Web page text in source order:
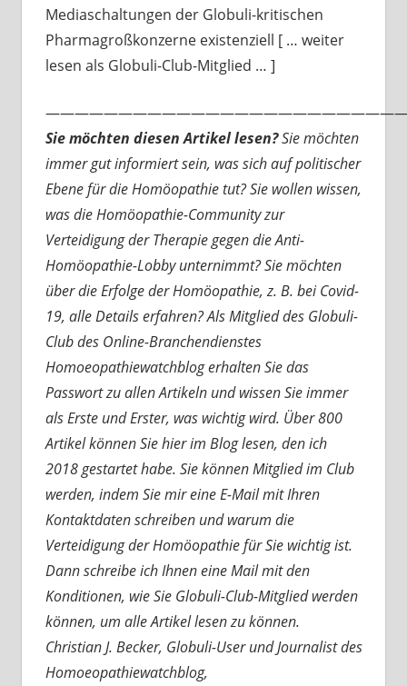
Mediaschaltungen der Globuli-kritischen
Pharmagroßkonzerne existenziell [ … weiter
lesen als Globuli-Club-Mitglied … ]
Sie möchten diesen Artikel lesen?Sie möchten
immer gut informiert sein, was sich auf politischer
Ebene für die Homöopathie tut? Sie wollen wissen,
was die Homöopathie-Community zur
Verteidigung der Therapie gegen die Anti-
Homöopathie-Lobby unternimmt? Sie möchten
über die Erfolge der Homöopathie, z. B. bei Covid-
19, alle Details erfahren? Als Mitglied des Globuli-
Club des Online-Branchendienstes
Homoeopathiewatchblog erhalten Sie das
Passwort zu allen Artikeln und wissen Sie immer
als Erste und Erster, was wichtig wird. Über 800
Artikel können Sie hier im Blog lesen, den ich
2018 gestartet habe. Sie können Mitglied im Club
werden, indem Sie mir eine E-Mail mit Ihren
Kontaktdaten schreiben und warum die
Verteidigung der Homöopathie für Sie wichtig ist.
Dann schreibe ich Ihnen eine Mail mit den
Konditionen, wie Sie Globuli-Club-Mitglied werden
können, um alle Artikel lesen zu können.
Christian J. Becker, Globuli-User und Journalist des
Homoeopathiewatchblog,